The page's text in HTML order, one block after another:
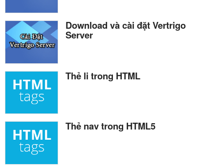
Download và cài đặt Vertrigo
Server
Thẻ li trong HTML
Thẻ nav trong HTML5